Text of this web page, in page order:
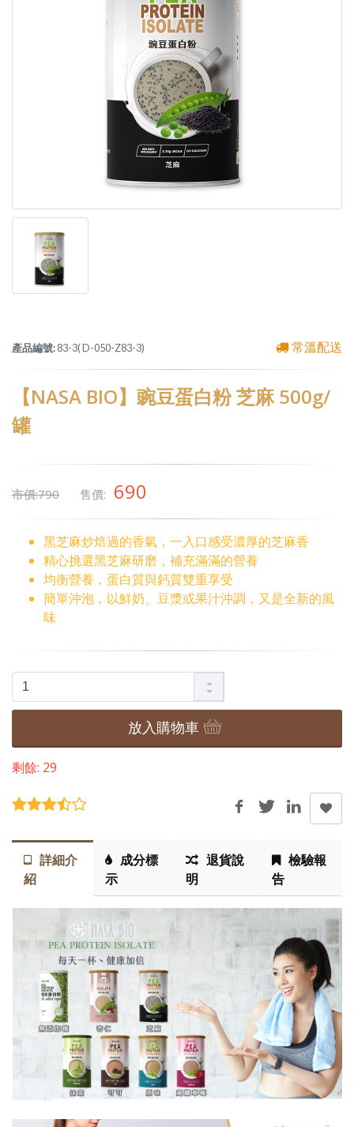
產品編號:83-3( D-050-Z83-3) 常溫配送
【NASA BIO】豌豆蛋白粉 芝麻 500g/
罐
市價:790 售價: 690
黑芝麻炒焙過的香氣，一入口感受濃厚的芝麻香
精心挑選黑芝麻研磨，補充滿滿的營養
均衡營養，蛋白質與鈣質雙重享受
簡單沖泡，以鮮奶、豆漿或果汁沖調，又是全新的風
味
放入購物車
剩餘: 29
詳細介
紹
成分標
示
退貨說
明
檢驗報
告